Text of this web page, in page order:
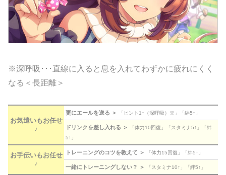
※深呼吸･･･直線に入ると息を入れてわずかに疲れにくく
なる＜長距離＞
お気遣いもお任せ
♪
更にエールを送る ＞ 「ヒント1↑（深呼吸）※」「絆5↑」
ドリンクを差し入れる ＞
「体力10回復」「スタミナ5↑」「絆
5↑」
お手伝いもお任せ
♪
トレーニングのコツを教えて ＞ 「体力15回復」「絆5↑」
一緒にトレーニングしない？ ＞ 「スタミナ10↑」「絆5↑」